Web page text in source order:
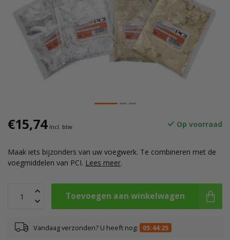
€15,74 Incl. btw Op voorraad
Maak iets bijzonders van uw voegwerk. Te combineren met de
voegmiddelen van PCI. Lees meer.
Toevoegen aan winkelwagen
Vandaag verzonden? U heeft nog: 05:44:24